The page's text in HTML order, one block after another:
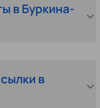
в Буркина-
в